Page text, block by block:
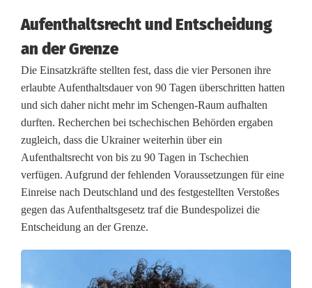
f
A
u
t
o
b
a
h
Aufenthaltsrecht und Entscheidung
an der Grenze
Die Einsatzkräfte stellten fest, dass die vier Personen ihre
erlaubte Aufenthaltsdauer von 90 Tagen überschritten hatten
und sich daher nicht mehr im Schengen-Raum aufhalten
durften. Recherchen bei tschechischen Behörden ergaben
zugleich, dass die Ukrainer weiterhin über ein
Aufenthaltsrecht von bis zu 90 Tagen in Tschechien
verfügen. Aufgrund der fehlenden Voraussetzungen für eine
Einreise nach Deutschland und des festgestellten Verstoßes
gegen das Aufenthaltsgesetz traf die Bundespolizei die
Entscheidung an der Grenze.